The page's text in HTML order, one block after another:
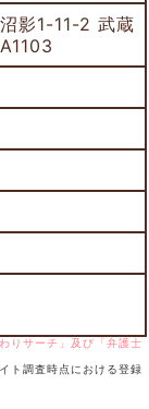
影1-11-2 武蔵
りサーチ」及び「弁護士
ト調査時点における登録